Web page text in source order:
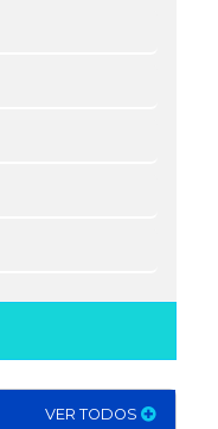
VER TODOS